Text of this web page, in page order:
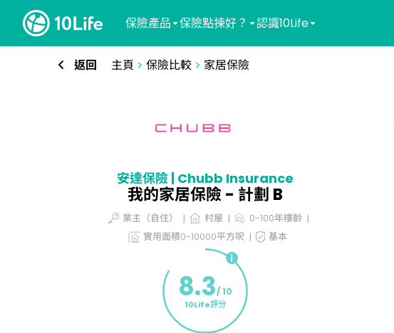
保險產品 保險點揀好？ 認識10Life
返回 主頁 > 保險比較> 家居保險
安達保險 | Chubb Insurance
我的家居保險 - 計劃 B
業主（自住） 村屋
0-100年樓齡
實用面積0-10000平方呎
基本
8.3/ 10
10Life評分